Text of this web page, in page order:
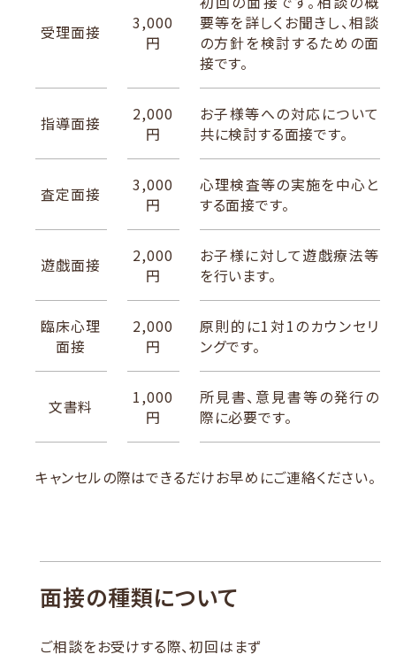
受理面接
3,000
円
要等を詳しくお聞きし、相談
の方針を検討するための面
接です。
指導面接
2,000
円
お子様等への対応について
共に検討する面接です。
査定面接
3,000
円
心理検査等の実施を中心と
する面接です。
遊戯面接
2,000
円
お子様に対して遊戯療法等
を行います。
臨床心理
面接
2,000
円
原則的に1対1のカウンセリ
ングです。
文書料
1,000
円
所見書、意見書等の発行の
際に必要です。
キャンセルの際はできるだけお早めにご連絡ください。
面接の種類について
ご相談をお受けする際、初回はまず